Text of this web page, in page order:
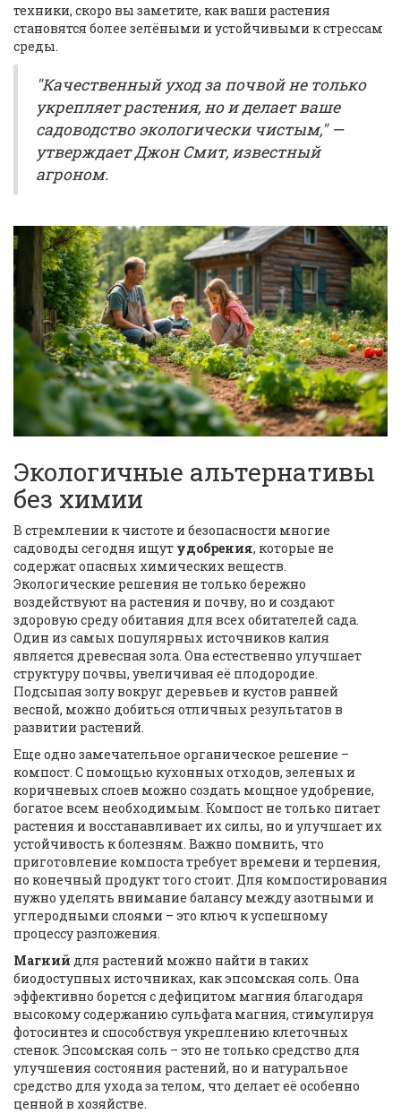
техники, скоро вы заметите, как ваши растения
становятся более зелёными и устойчивыми к стрессам
среды.
"Качественный уход за почвой не только
укрепляет растения, но и делает ваше
садоводство экологически чистым," —
утверждает Джон Смит, известный
агроном.
Экологичные альтернативы
без химии
В стремлении к чистоте и безопасности многие
садоводы сегодня ищут удобрения, которые не
содержат опасных химических веществ.
Экологические решения не только бережно
воздействуют на растения и почву, но и создают
здоровую среду обитания для всех обитателей сада.
Один из самых популярных источников калия
является древесная зола. Она естественно улучшает
структуру почвы, увеличивая её плодородие.
Подсыпая золу вокруг деревьев и кустов ранней
весной, можно добиться отличных результатов в
развитии растений.
Еще одно замечательное органическое решение –
компост. С помощью кухонных отходов, зеленых и
коричневых слоев можно создать мощное удобрение,
богатое всем необходимым. Компост не только питает
растения и восстанавливает их силы, но и улучшает их
устойчивость к болезням. Важно помнить, что
приготовление компоста требует времени и терпения,
но конечный продукт того стоит. Для компостирования
нужно уделять внимание балансу между азотными и
углеродными слоями – это ключ к успешному
процессу разложения.
Магний для растений можно найти в таких
биодоступных источниках, как эпсомская соль. Она
эффективно борется с дефицитом магния благодаря
высокому содержанию сульфата магния, стимулируя
фотосинтез и способствуя укреплению клеточных
стенок. Эпсомская соль – это не только средство для
улучшения состояния растений, но и натуральное
средство для ухода за телом, что делает её особенно
ценной в хозяйстве.